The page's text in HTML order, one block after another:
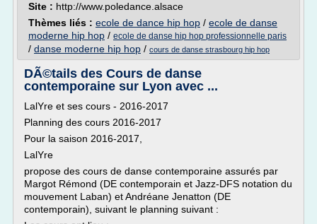
Site : http://www.poledance.alsace
Thèmes liés : ecole de dance hip hop / ecole de danse
moderne hip hop / ecole de danse hip hop professionnelle paris
/ danse moderne hip hop / cours de danse strasbourg hip hop
DÃ©tails des Cours de danse
contemporaine sur Lyon avec ...
LalYre et ses cours - 2016-2017
Planning des cours 2016-2017
Pour la saison 2016-2017,
LalYre
propose des cours de danse contemporaine assurés par
Margot Rémond (DE contemporain et Jazz-DFS notation du
mouvement Laban) et Andréane Jenatton (DE
contemporain), suivant le planning suivant :